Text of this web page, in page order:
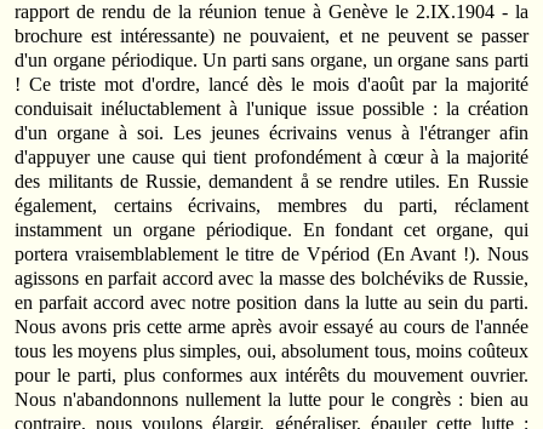
rapport de rendu de la réunion tenue à Genève le 2.IX.1904 - la
brochure est intéressante) ne pouvaient, et ne peuvent se passer
d'un organe périodique. Un parti sans organe, un organe sans parti
! Ce triste mot d'ordre, lancé dès le mois d'août par la majorité
conduisait inéluctablement à l'unique issue possible : la création
d'un organe à soi. Les jeunes écrivains venus à l'étranger afin
d'appuyer une cause qui tient profondément à cœur à la majorité
des militants de Russie, demandent å se rendre utiles. En Russie
également, certains écrivains, membres du parti, réclament
instamment un organe périodique. En fondant cet organe, qui
portera vraisemblablement le titre de Vpériod (En Avant !). Nous
agissons en parfait accord avec la masse des bolchéviks de Russie,
en parfait accord avec notre position dans la lutte au sein du parti.
Nous avons pris cette arme après avoir essayé au cours de l'année
tous les moyens plus simples, oui, absolument tous, moins coûteux
pour le parti, plus conformes aux intérêts du mouvement ouvrier.
Nous n'abandonnons nullement la lutte pour le congrès : bien au
contraire, nous voulons élargir, généraliser, épauler cette lutte ;